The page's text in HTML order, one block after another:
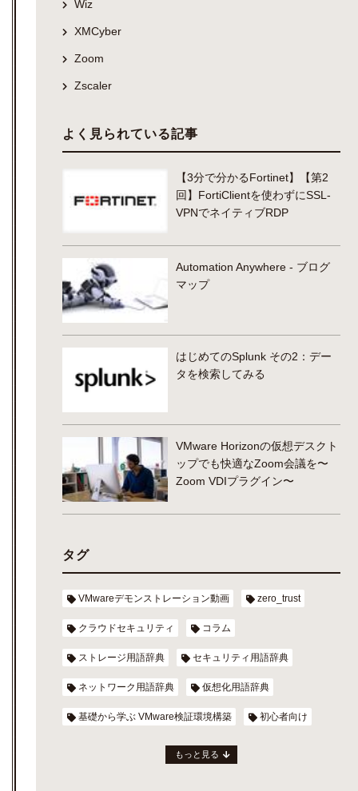
Wiz
XMCyber
Zoom
Zscaler
よく見られている記事
【3分で分かるFortinet】【第2
回】FortiClientを使わずにSSL-
VPNでネイティブRDP
Automation Anywhere - ブログ
マップ
はじめてのSplunk その2：デー
タを検索してみる
VMware Horizonの仮想デスクト
ップでも快適なZoom会議を〜
Zoom VDIプラグイン〜
タグ
VMwareデモンストレーション動画 zero_trust
クラウドセキュリティ コラム
ストレージ用語辞典 セキュリティ用語辞典
ネットワーク用語辞典 仮想化用語辞典
基礎から学ぶ VMware検証環境構築 初心者向け
もっと見る